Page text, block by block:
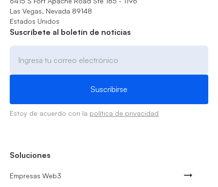
Las Vegas, Nevada 89148
Estados Unidos
Suscríbete al boletín de noticias
Estoy de acuerdo con la política de privacidad
Soluciones
Empresas Web3